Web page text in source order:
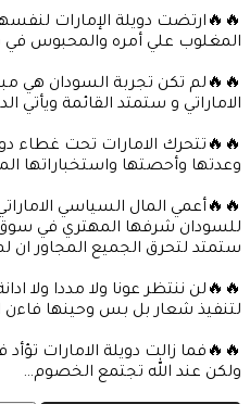
🔥🔥ارتضت دويلة الإمارات
المغلوب علي أمره والمحبوس في
🔥🔥لم تكن تجربة السودان هي
الاماراتي و ستمتد القائمة
🔥🔥تتحرك الامارات تحت غطاء
وعدتها وأحصتها واستخباراتها
🔥🔥أعمي المال السياسي
للسودان شرفها المهتري في سوق
ستمتد لتحرق الجميع المجاور ان
🔥🔥لن ننتظر عونا ولا مددا ولا
لتنفيذ شعار بل بس وحينها
🔥🔥فما زالت دويلة الامارات
ولكن عند الله تجتمع الخصوم…